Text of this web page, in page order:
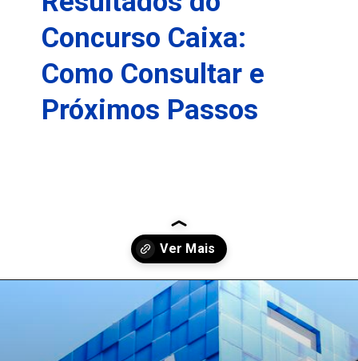
Concurso Caixa:
Como Consultar e
Próximos Passos